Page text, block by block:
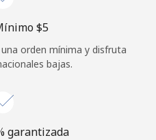
⁦$5⁩
orden mínima y disfruta
bajas.
garantizada